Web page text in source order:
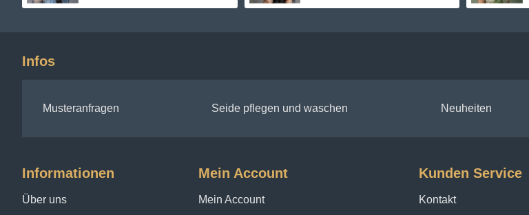
Infos
Musteranfragen Seide pflegen und waschen Neuheiten
Informationen
Über uns
Mein Account
Mein Account
Kunden Service
Kontakt